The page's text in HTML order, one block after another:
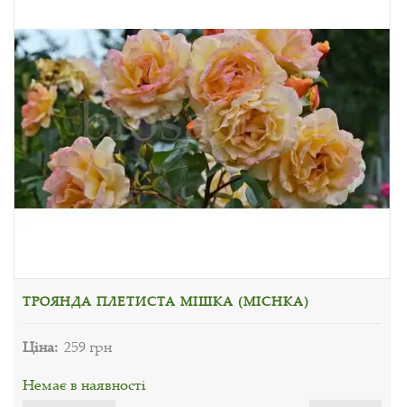
ТРОЯНДА ПЛЕТИСТА МІШКА (MICHKA)
Ціна: 259 грн
Немає в наявності